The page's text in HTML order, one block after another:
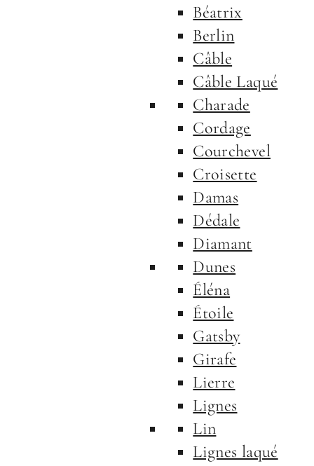
Béatrix
Berlin
Câble
Câble Laqué
Charade
Cordage
Courchevel
Croisette
Damas
Dédale
Diamant
Dunes
Éléna
Étoile
Gatsby
Girafe
Lierre
Lignes
Lin
Lignes laqué